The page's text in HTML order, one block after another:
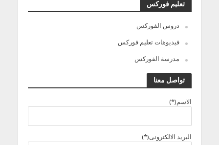
تعليم فوركس
دروس الفوركس
فيديوهات تعليم فوركس
مدرسة الفوركس
تواصل معنا
الاسم(*)
البريد الالكترونى(*)